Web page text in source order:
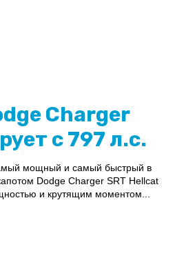
Charger
с 797 л.с.
мощный и самый быстрый в
Dodge Charger SRT Hellcat
и крутящим моментом...